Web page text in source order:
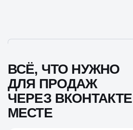
ВСЁ, ЧТО НУЖНО
ДЛЯ ПРОДАЖ
ЧЕРЕЗ
МЕСТЕ